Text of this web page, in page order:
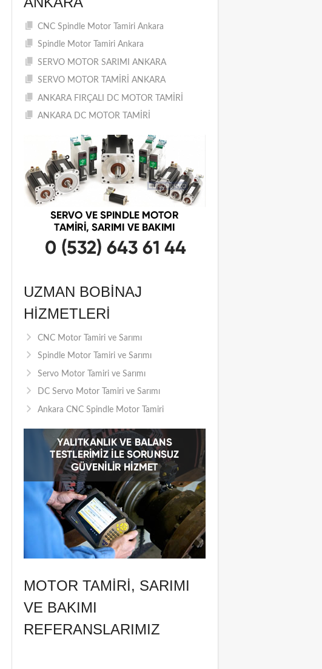
CNC Spindle Motor Tamiri Ankara
Spindle Motor Tamiri Ankara
SERVO MOTOR SARIMI ANKARA
SERVO MOTOR TAMİRİ ANKARA
ANKARA FIRÇALI DC MOTOR TAMİRİ
ANKARA DC MOTOR TAMİRİ
UZMAN BOBINAJ
HIZMETLERI
CNC Motor Tamiri ve Sarımı
Spindle Motor Tamiri ve Sarımı
Servo Motor Tamiri ve Sarımı
DC Servo Motor Tamiri ve Sarımı
Ankara CNC Spindle Motor Tamiri
MOTOR TAMIRI, SARIMI
VE BAKIMI
REFERANSLARIMIZ